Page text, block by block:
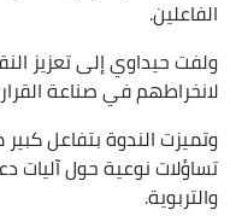
الفاعلين.
ولفت حيداوي إلى تعزيز
لانخراطهم في صناعة القرار
وتميزت الندوة بتفاعل
تساؤلات نوعية حول آليات
والتربوية.